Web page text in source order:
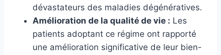
dévastateurs des maladies dégénératives.
Amélioration de la qualité de vie : Les
patients adoptant ce régime ont rapporté
une amélioration significative de leur bien-